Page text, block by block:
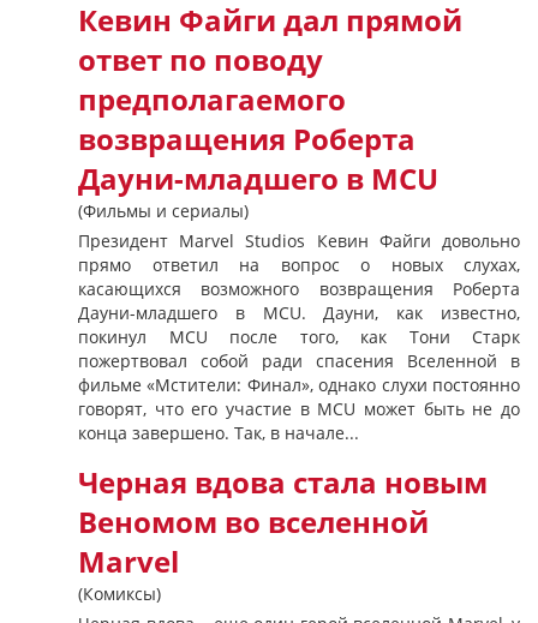
Кевин Файги дал прямой
ответ по поводу
предполагаемого
возвращения Роберта
Дауни-младшего в MCU
(Фильмы и сериалы)
Президент Marvel Studios Кевин Файги довольно
прямо ответил на вопрос о новых слухах,
касающихся возможного возвращения Роберта
Дауни-младшего в MCU. Дауни, как известно,
покинул MCU после того, как Тони Старк
пожертвовал собой ради спасения Вселенной в
фильме «Мстители: Финал», однако слухи постоянно
говорят, что его участие в MCU может быть не до
конца завершено. Так, в начале...
Черная вдова стала новым
Веномом во вселенной
Marvel
(Комиксы)